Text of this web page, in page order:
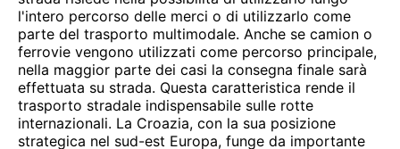
l'intero percorso delle merci o di utilizzarlo come
parte del trasporto multimodale. Anche se camion o
ferrovie vengono utilizzati come percorso principale,
nella maggior parte dei casi la consegna finale sarà
effettuata su strada. Questa caratteristica rende il
trasporto stradale indispensabile sulle rotte
internazionali. La Croazia, con la sua posizione
strategica nel sud-est Europa, funge da importante